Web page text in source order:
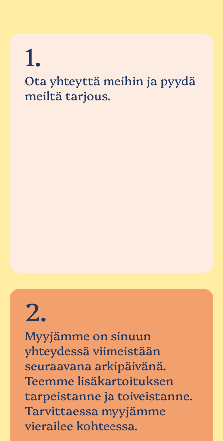
1.
Ota yhteyttä meihin ja pyydä
meiltä tarjous.
2.
Myyjämme on sinuun
yhteydessä viimeistään
seuraavana arkipäivänä.
Teemme lisäkartoituksen
tarpeistanne ja toiveistanne.
Tarvittaessa myyjämme
vierailee kohteessa.